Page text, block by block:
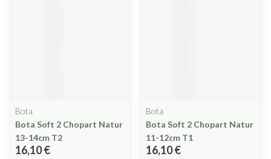
Bota
Bota Soft 2 Chopart Natur
13-14cm T2
16,10 €
Bota
Bota Soft 2 Chopart Natur
11-12cm T1
16,10 €